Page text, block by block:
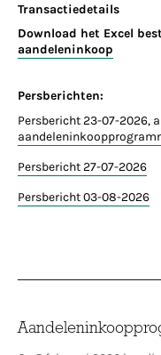
Transactiedetails
Download het Excel
aandeleninkoop
Persberichten:
Persbericht 23-07-2026,
Persbericht 27-07-2026
Persbericht 03-08-2026